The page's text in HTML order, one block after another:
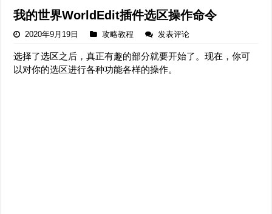
我的世界WorldEdit插件选区操作命令
2020年9月19日 攻略教程 发表评论
选择了选区之后，真正有趣的部分就要开始了。现在，你可
以对你的选区进行各种功能各样的操作。